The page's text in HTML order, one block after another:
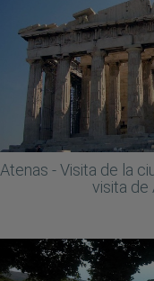
Atenas - Visita de la
visita de